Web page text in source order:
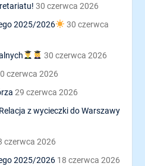
30 czerwca 2026
2025/2026
30 czerwca
30 czerwca 2026
czerwca 2026
29 czerwca 2026
z wycieczki do Warszawy
czerwca 2026
2025/2026 18 czerwca 2026